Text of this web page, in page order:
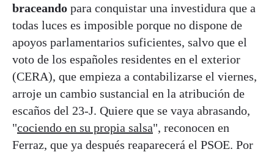
braceando para conquistar una investidura que a
todas luces es imposible porque no dispone de
apoyos parlamentarios suficientes, salvo que el
voto de los españoles residentes en el exterior
(CERA), que empieza a contabilizarse el viernes,
arroje un cambio sustancial en la atribución de
escaños del 23-J. Quiere que se vaya abrasando,
"cociendo en su propia salsa", reconocen en
Ferraz, que ya después reaparecerá el PSOE. Por